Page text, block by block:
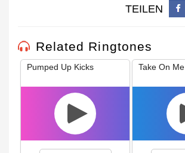
TEILEN
Related Ringtones
Pumped Up Kicks Take On Me